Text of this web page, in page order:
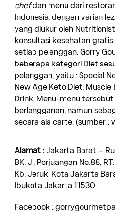
chefdan menu dari
Indonesia, dengan varian
yang diukur oleh
konsultasi kesehatan
setiap pelanggan. Gorry
beberapa kategori Diet
pelanggan, yaitu : Special
New Age Keto Diet, Muscle
Drink. Menu-menu
berlangganan, namun
secara ala carte. (sumber
Alamat : Jakarta Barat –
BK, Jl. Perjuangan No.88,
Kb. Jeruk, Kota Jakarta
Ibukota Jakarta 11530
Facebook :